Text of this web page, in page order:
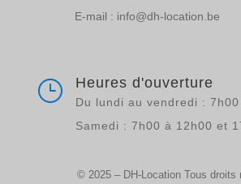
E-mail : info@dh-location.be
} Heures d'ouverture
Du lundi au vendredi :
Samedi : 7h00 à 12h00 et
© 2025 – DH-Location Tous droits